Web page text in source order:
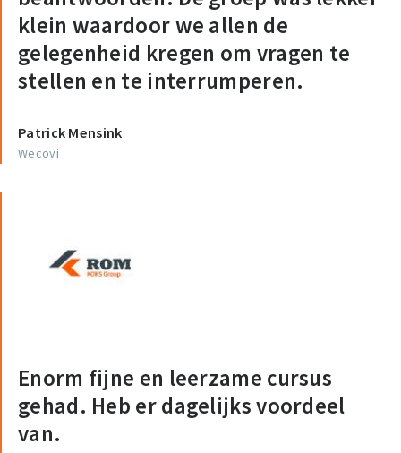
klein waardoor we allen de
gelegenheid kregen om vragen te
stellen en te interrumperen.
Patrick Mensink
Wecovi
Enorm fijne en leerzame cursus
gehad. Heb er dagelijks voordeel
van.